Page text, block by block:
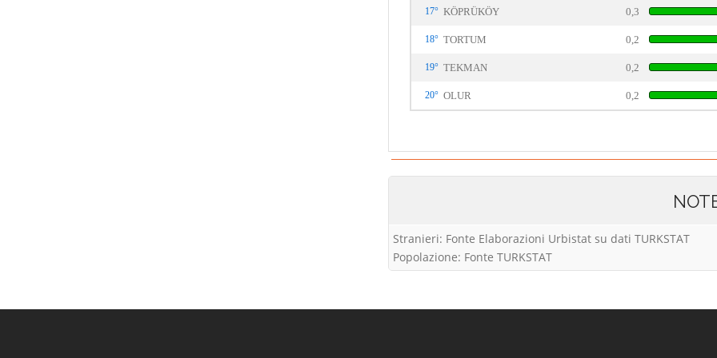
17° KÖPRÜKÖY 0,3
18° TORTUM 0,2
19° TEKMAN 0,2
20° OLUR 0,2
Stranieri: Fonte Elaborazioni Urbistat su dati TURKSTAT
Popolazione: Fonte TURKSTAT